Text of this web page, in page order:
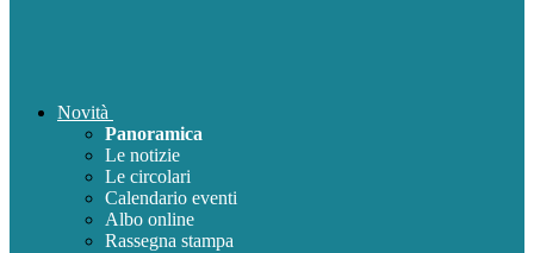
Novità
Panoramica
Le notizie
Le circolari
Calendario eventi
Albo online
Rassegna stampa